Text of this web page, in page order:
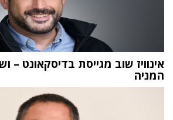
אינוויז שוב מגייסת בדיסקאונט –
המניה